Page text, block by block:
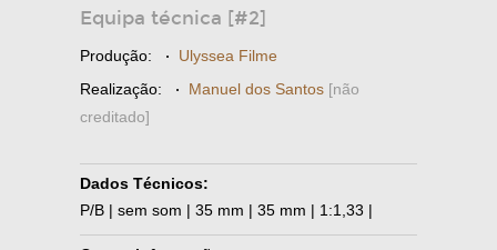
Equipa técnica [#2]
Produção: · Ulyssea Filme
Realização: · Manuel dos Santos [não
creditado]
Dados Técnicos:
P/B | sem som | 35 mm | 35 mm | 1:1,33 |